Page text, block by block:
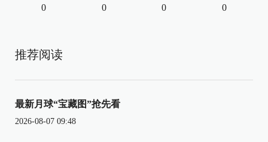
0 0 0 0
推荐阅读
最新月球“宝藏图”抢先看
2026-08-07 09:48